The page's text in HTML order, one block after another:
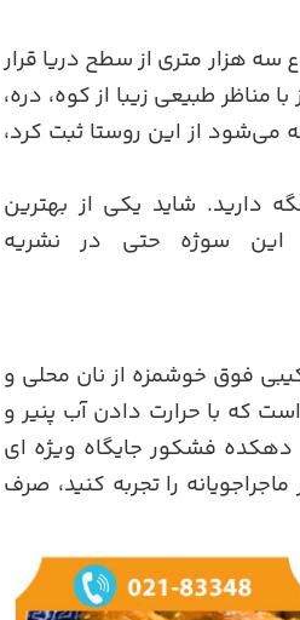
هزار متری از سطح دریا قرار
طبیعی زیبا از کوه، دره،
از این روستا ثبت کرد،
دارید. شاید یکی از بهترین
این سوژه حتی در نشریه
فوق خوشمزه از نان محلی و
که با حرارت دادن آب پنیر و
دهکده فشکور جایگاه ویژه ای
را تجربه کنید، صرف